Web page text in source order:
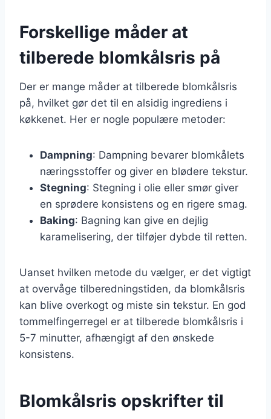
Forskellige måder at
tilberede blomkålsris på
Der er mange måder at tilberede blomkålsris
på, hvilket gør det til en alsidig ingrediens i
køkkenet. Her er nogle populære metoder:
Dampning: Dampning bevarer blomkålets
næringsstoffer og giver en blødere tekstur.
Stegning: Stegning i olie eller smør giver
en sprødere konsistens og en rigere smag.
Baking: Bagning kan give en dejlig
karamelisering, der tilføjer dybde til retten.
Uanset hvilken metode du vælger, er det vigtigt
at overvåge tilberedningstiden, da blomkålsris
kan blive overkogt og miste sin tekstur. En god
tommelfingerregel er at tilberede blomkålsris i
5-7 minutter, afhængigt af den ønskede
konsistens.
Blomkålsris opskrifter til